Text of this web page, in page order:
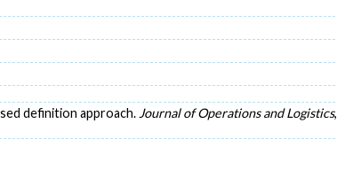
definition approach. Journal of Operations and Logistics,